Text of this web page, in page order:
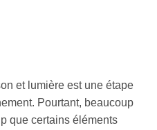
et lumière est une étape
Pourtant, beaucoup
que certains éléments